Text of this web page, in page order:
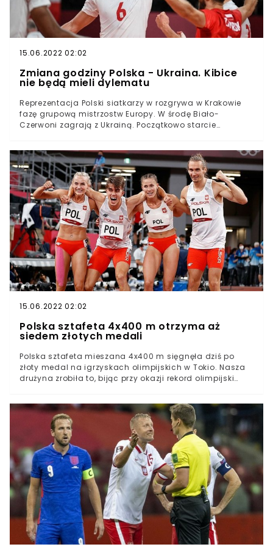
ramach eliminacji do przyszłorocznego mundialu. W
poniedziałek selekcjoner Paulo Sousa przekazał, że nie
będzie mógł skorzystać z kilku zawodników. Naszych
kadrowiczów dopadły kontuzje, a Nicola Zalewski
15.06.2022 02:02
Zmiana godziny Polska - Ukraina. Kibice
nie będą mieli dylematu
Reprezentacja Polski siatkarzy w rozgrywa w Krakowie
fazę grupową mistrzostw Europy. W środę Biało-
Czerwoni zagrają z Ukrainą. Początkowo starcie
przekazało, że spotkanie Biało-Czerwonych z Ukrainą
zostało przeniesione na inną godzinę.Reprezentacja
Polski siatkarzy na razie z problemami, ale wygrywa
kolejne mecze mistrzostw Europy. Biało-Czerwoni po
trzech meczach mają na koncie trzy zwycięstwa, ale w
każdym tracili przynajmniej jednego seta.
15.06.2022 02:02
Polska sztafeta 4x400 m otrzyma aż
siedem złotych medali
Polska sztafeta mieszana 4x400 m sięgnęła dziś po
złoty medal na igrzyskach olimpijskich w Tokio. Nasza
drużyna zrobiła to, bijąc przy okazji rekord olimpijski
mistrzostwo olimpijskie nasz zespół dostanie nie cztery,
a aż siedem krążków najcenniejszego kruszcu!Polska
sztafeta 4x400 m sięgnęła dziś po złoty medal
olimpijski Dziś nasza drużyna wystąpiła w zupełnie
innym składzie, niż we wczorajszym półfinaleOkazuje
się, że również członkowie zespołu piątkowego startu
otrzymają złote krążki Nasi sportowcy powoli, ale
rozkręcają się na igrzyskach olimpijskich. Dziś polska
sztafeta mieszana 4x400 m w składzie Karol Zalewski,
Natalia Kaczmarek, Justyna Święty-Ersetic i Kajetan
Duszyński wywalczyła w Tokio złoty medal, bijąc przy
tym rekord olimpijski i rekord Europy.